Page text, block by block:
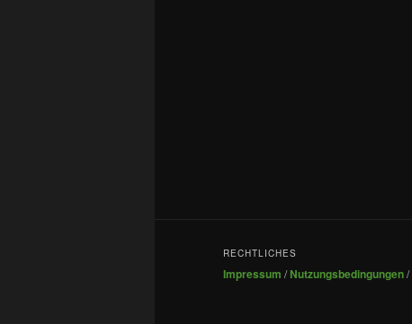
RECHTLICHES
Impressum /Nutzungsbedingungen/